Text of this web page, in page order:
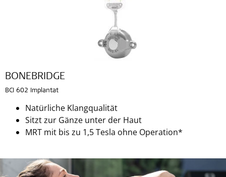
BONEBRIDGE
BCI 602 Implantat
Natürliche Klangqualität
Sitzt zur Gänze unter der Haut
MRT mit bis zu 1,5 Tesla ohne Operation*